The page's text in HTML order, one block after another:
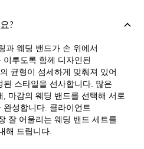
?
과 웨딩 밴드가 손 위에서
루도록 함께 디자인된
균형이 섬세하게 맞춰져 있어
스타일을 선사합니다. 많은
마감의 웨딩 밴드를 선택해 서로
성합니다. 클라이언트
잘 어울리는 웨딩 밴드 세트를
해 드립니다.